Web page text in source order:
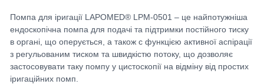
Помпа для іригації LAPOMED® LPM-0501 – це найпотужніша
ендоскопічна помпа для подачі та підтримки постійного тиску
в органі, що оперується, а також с функцією активної аспірації
з регульованим тиском та швидкістю потоку, що дозволяє
застосовувати таку помпу у цистоскопії на відміну від простих
іригаційних помп.